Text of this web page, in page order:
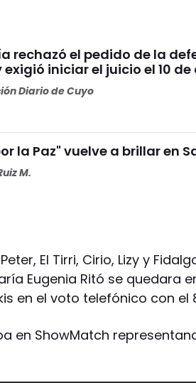
rechazó el pedido de la
exigió iniciar el juicio el 10
Diario de Cuyo
la Paz" vuelve a brillar en
M.
El Tirri, Cirio, Lizy y
Eugenia Ritó se quedara
en el voto telefónico con el
en ShowMatch